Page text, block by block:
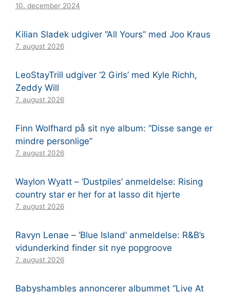
10. december 2024
Kilian Sladek udgiver “All Yours” med Joo Kraus
7. august 2026
LeoStayTrill udgiver ‘2 Girls’ med Kyle Richh,
Zeddy Will
7. august 2026
Finn Wolfhard på sit nye album: “Disse sange er
mindre personlige”
7. august 2026
Waylon Wyatt – ‘Dustpiles’ anmeldelse: Rising
country star er her for at lasso dit hjerte
7. august 2026
Ravyn Lenae – ‘Blue Island’ anmeldelse: R&B’s
vidunderkind finder sit nye popgroove
7. august 2026
Babyshambles annoncerer albummet “Live At